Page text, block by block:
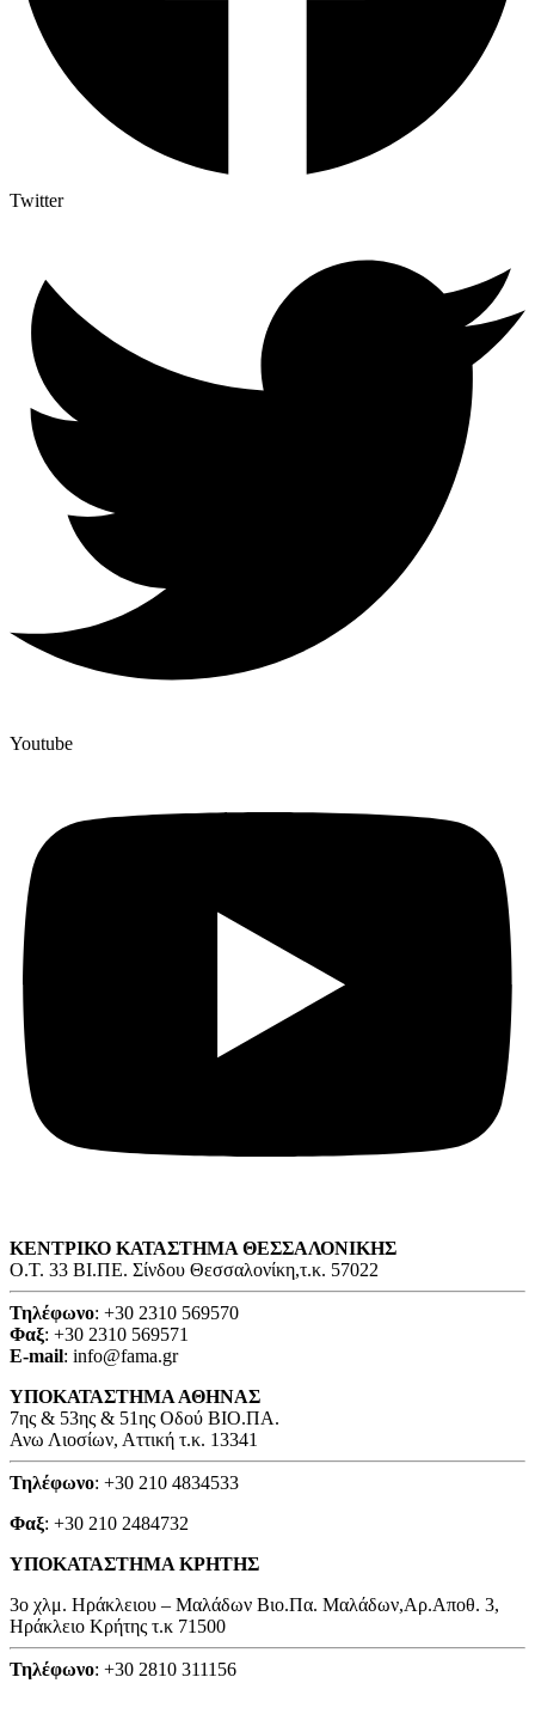
Twitter
Youtube
ΚΕΝΤΡΙΚΟ ΚΑΤΑΣΤΗΜΑ ΘΕΣΣΑΛΟΝΙΚΗΣ
O.T. 33 ΒΙ.ΠΕ. Σίνδου Θεσσαλονίκη,τ.κ. 57022
Τηλέφωνο: +30 2310 569570
Φαξ: +30 2310 569571
E-mail: info@fama.gr
ΥΠΟΚΑΤΑΣΤΗΜΑ ΑΘΗΝΑΣ
7ης & 53ης & 51ης Οδού ΒΙΟ.ΠΑ.
Ανω Λιοσίων, Αττική τ.κ. 13341
Τηλέφωνο: +30 210 4834533
Φαξ: +30 210 2484732
ΥΠΟΚΑΤΑΣΤΗΜΑ ΚΡΗΤΗΣ
3o χλμ. Ηράκλειου – Μαλάδων Βιο.Πα. Μαλάδων,Αρ.Αποθ. 3,
Ηράκλειο Κρήτης τ.κ 71500
Τηλέφωνο: +30 2810 311156